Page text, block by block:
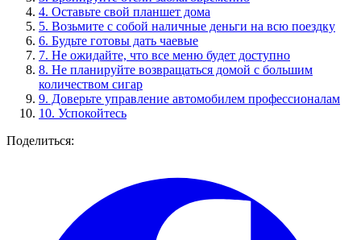
4. Оставьте свой планшет дома
5. Возьмите с собой наличные деньги на всю поездку
6. Будьте готовы дать чаевые
7. Не ожидайте, что все меню будет доступно
8. Не планируйте возвращаться домой с большим
количеством сигар
9. Доверьте управление автомобилем профессионалам
10. Успокойтесь
Поделиться: